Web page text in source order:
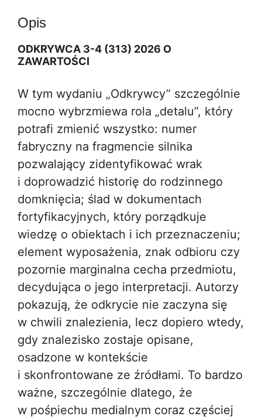
i
v
e
Opis
ODKRYWCA 3-4 (313) 2026 O
ZAWARTOŚCI
W tym wydaniu „Odkrywcy” szczególnie
mocno wybrzmiewa rola „detalu”, który
potrafi zmienić wszystko: numer
fabryczny na fragmencie silnika
pozwalający zidentyfikować wrak
i doprowadzić historię do rodzinnego
domknięcia; ślad w dokumentach
fortyfikacyjnych, który porządkuje
wiedzę o obiektach i ich przeznaczeniu;
element wyposażenia, znak odbioru czy
pozornie marginalna cecha przedmiotu,
decydująca o jego interpretacji. Autorzy
pokazują, że odkrycie nie zaczyna się
w chwili znalezienia, lecz dopiero wtedy,
gdy znalezisko zostaje opisane,
osadzone w kontekście
i skonfrontowane ze źródłami. To bardzo
ważne, szczególnie dlatego, że
w pośpiechu medialnym coraz częściej